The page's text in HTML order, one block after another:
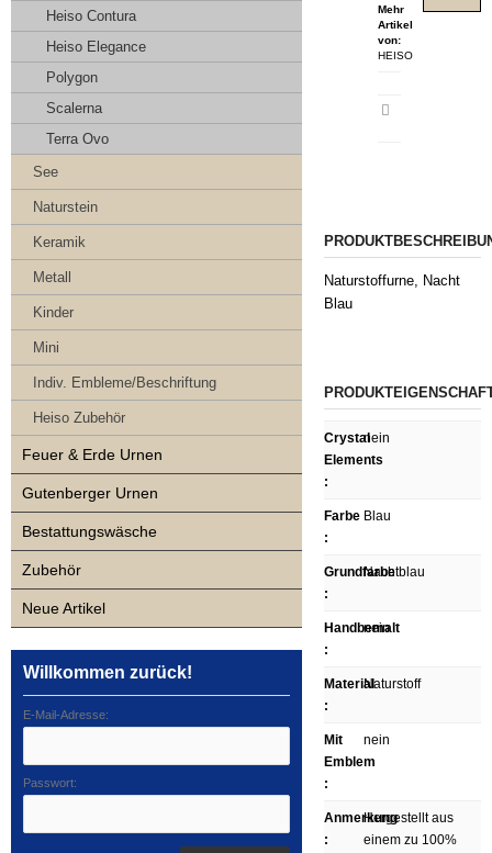
Mehr
Artikel
von:
HEISO
Naturstoffurne, Nacht
Blau
Crystal
Elements
:
nein
Farbe
:
Blau
Grundfarbe
:
Nachtblau
Handbemalt
:
nein
Material
:
Naturstoff
Mit
Emblem
:
nein
Anmerkung
:
Hergestellt aus
einem zu 100%
Heiso Contura
Heiso Elegance
Polygon
Scalerna
Terra Ovo
See
Naturstein
Keramik
Metall
Kinder
Mini
Indiv. Embleme/Beschriftung
Heiso Zubehör
Feuer & Erde Urnen
Gutenberger Urnen
Bestattungswäsche
Zubehör
Neue Artikel
Willkommen zurück!
E-Mail-Adresse:
Passwort: